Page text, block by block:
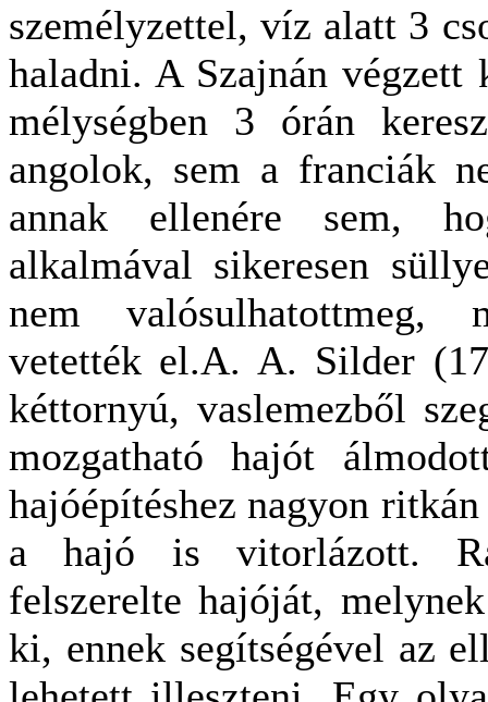
személyzettel, víz alatt 3
haladni. A Szajnán végzett
mélységben 3 órán
angolok, sem a franciák
annak ellenére sem,
alkalmával sikeresen
nem valósulhatottmeg,
vetették el.A. A. Silder
kéttornyú, vaslemezből
mozgatható hajót
hajóépítéshez nagyon
a hajó is vitorlázott.
felszerelte hajóját,
ki, ennek segítségével az